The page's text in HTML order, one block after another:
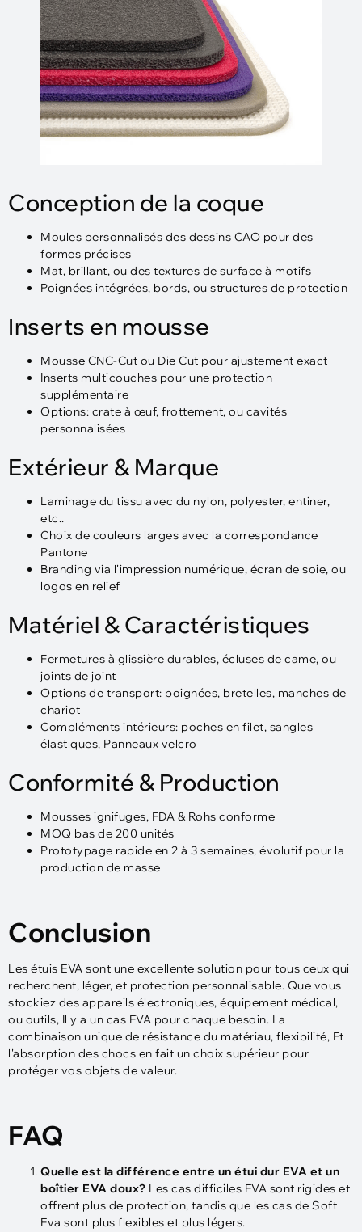
Conception de la coque
Moules personnalisés des dessins CAO pour des
formes précises
Mat, brillant, ou des textures de surface à motifs
Poignées intégrées, bords, ou structures de protection
Inserts en mousse
Mousse CNC-Cut ou Die Cut pour ajustement exact
Inserts multicouches pour une protection
supplémentaire
Options: crate à œuf, frottement, ou cavités
personnalisées
Extérieur & Marque
Laminage du tissu avec du nylon, polyester, entiner,
etc..
Choix de couleurs larges avec la correspondance
Pantone
Branding via l'impression numérique, écran de soie, ou
logos en relief
Matériel & Caractéristiques
Fermetures à glissière durables, écluses de came, ou
joints de joint
Options de transport: poignées, bretelles, manches de
chariot
Compléments intérieurs: poches en filet, sangles
élastiques, Panneaux velcro
Conformité & Production
Mousses ignifuges, FDA & Rohs conforme
MOQ bas de 200 unités
Prototypage rapide en 2 à 3 semaines, évolutif pour la
production de masse
Conclusion
Les étuis EVA sont une excellente solution pour tous ceux qui
recherchent, léger, et protection personnalisable. Que vous
stockiez des appareils électroniques, équipement médical,
ou outils, Il y a un cas EVA pour chaque besoin. La
combinaison unique de résistance du matériau, flexibilité, Et
l'absorption des chocs en fait un choix supérieur pour
protéger vos objets de valeur.
FAQ
Quelle est la différence entre un étui dur EVA et un
boîtier EVA doux? Les cas difficiles EVA sont rigides et
offrent plus de protection, tandis que les cas de Soft
Eva sont plus flexibles et plus légers.